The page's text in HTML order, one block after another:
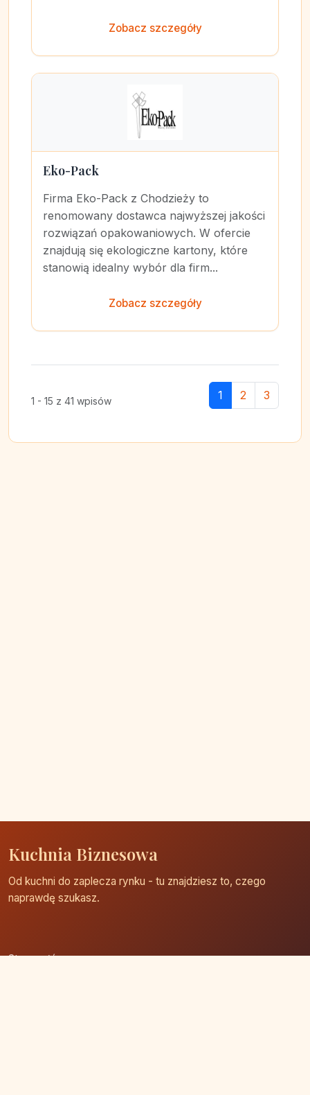
Zobacz szczegóły
Eko-Pack
Firma Eko-Pack z Chodzieży to
renomowany dostawca najwyższej jakości
rozwiązań opakowaniowych. W ofercie
znajdują się ekologiczne kartony, które
stanowią idealny wybór dla firm...
Zobacz szczegóły
1 - 15 z 41 wpisów 1 2 3
Kuchnia Biznesowa
Od kuchni do zaplecza rynku - tu znajdziesz to, czego
naprawdę szukasz.
Strona główna